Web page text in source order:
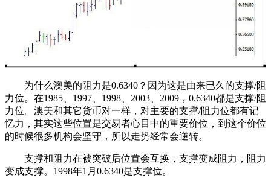
为什么澳美的阻力是0.6340？因为这是由来已久的支撑/阻
力位。在1985、1997、1998、2003、2009，0.6340都是支撑/阻
力位。澳美和其它货币对一样，对主要的支撑/阻力位都有记
忆力，其实这些位置是交易者心目中的重要价位，到这个价位
的时候很多机构会坚守，所以走势经常会逆转。
支撑和阻力在被突破后位置会互换，支撑变成阻力，阻力
变成支撑。1998年1月0.6340是支撑位。